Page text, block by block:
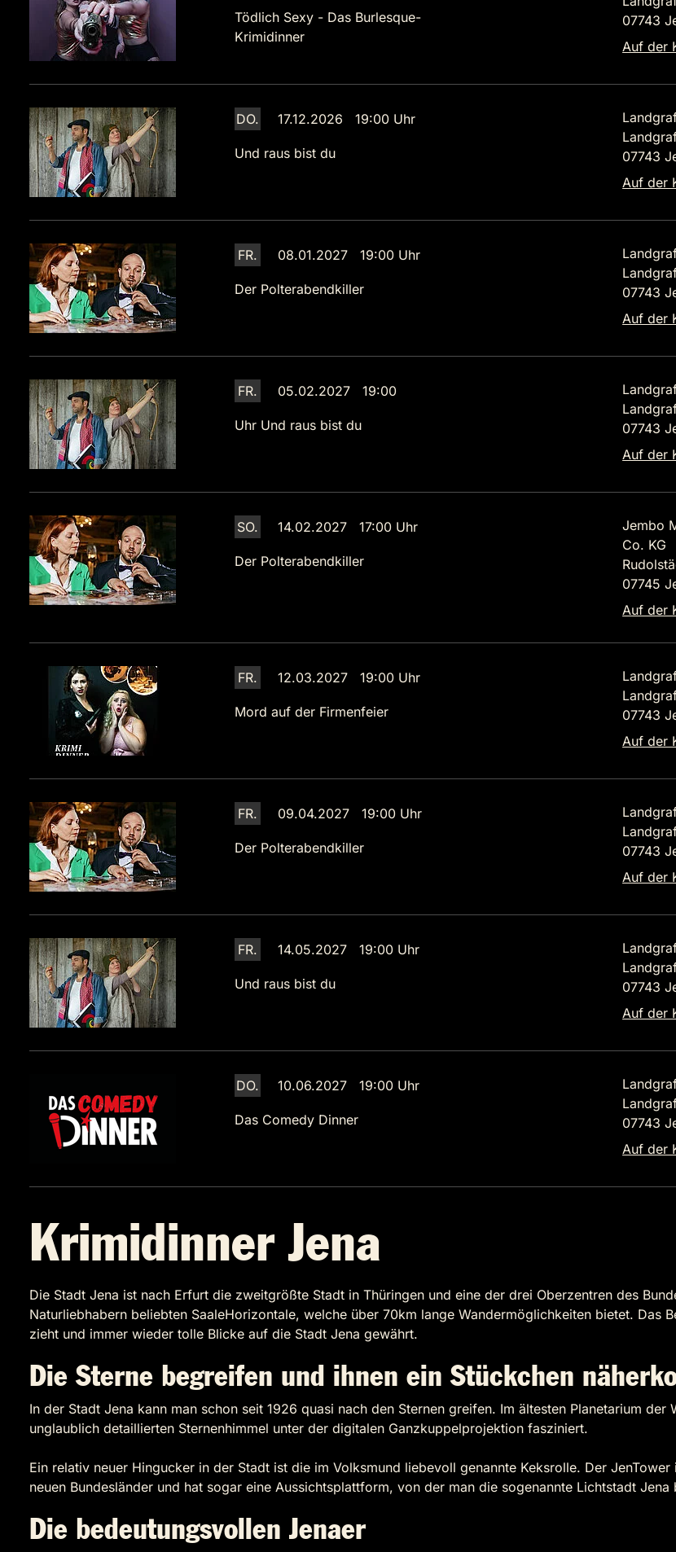
Tödlich Sexy - Das Burlesque-
Krimidinner
07743
Auf der
DO. 17.12.2026 19:00 Uhr
Und raus bist du
07743
Auf der
FR. 08.01.2027 19:00 Uhr
Der Polterabendkiller
07743
Auf der
FR. 05.02.2027 19:00
Uhr Und raus bist du
07743
Auf der
SO. 14.02.2027 17:00 Uhr
Der Polterabendkiller
Jembo
Co. KG
07745
Auf der
FR. 12.03.2027 19:00 Uhr
Mord auf der Firmenfeier
07743
Auf der
FR. 09.04.2027 19:00 Uhr
Der Polterabendkiller
07743
Auf der
FR. 14.05.2027 19:00 Uhr
Und raus bist du
07743
Auf der
DO. 10.06.2027 19:00 Uhr
Das Comedy Dinner
07743
Auf der
Krimidinner Jena
Die Stadt Jena ist nach Erfurt die zweitgrößte Stadt in Thüringen und eine der drei Oberzentren des
Naturliebhabern beliebten SaaleHorizontale, welche über 70km lange Wandermöglichkeiten bietet. Das
zieht und immer wieder tolle Blicke auf die Stadt Jena gewährt.
Die Sterne begreifen und ihnen ein Stückchen
In der Stadt Jena kann man schon seit 1926 quasi nach den Sternen greifen. Im ältesten Planetarium
unglaublich detaillierten Sternenhimmel unter der digitalen Ganzkuppelprojektion fasziniert.
Ein relativ neuer Hingucker in der Stadt ist die im Volksmund liebevoll genannte Keksrolle. Der
neuen Bundesländer und hat sogar eine Aussichtsplattform, von der man die sogenannte Lichtstadt Jena
Die bedeutungsvollen Jenaer